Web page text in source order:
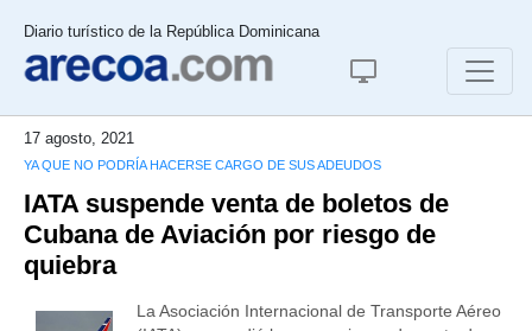
Diario turístico de la República Dominicana
17 agosto, 2021
YA QUE NO PODRÍA HACERSE CARGO DE SUS ADEUDOS
IATA suspende venta de boletos de
Cubana de Aviación por riesgo de
quiebra
La Asociación Internacional de Transporte Aéreo